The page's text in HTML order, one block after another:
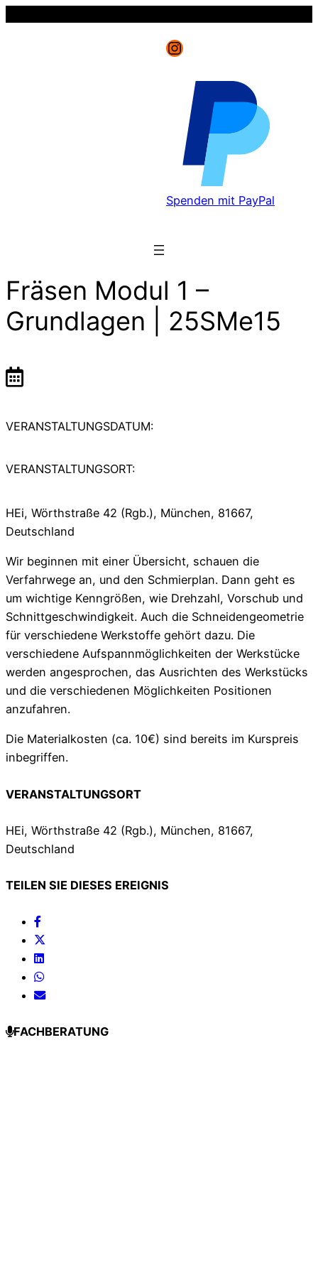
Instagram
Spenden mit PayPal
Fräsen Modul 1 –
Grundlagen | 25SMe15
VERANSTALTUNGSDATUM:
VERANSTALTUNGSORT:
HEi, Wörthstraße 42 (Rgb.), München, 81667,
Deutschland
Wir beginnen mit einer Übersicht, schauen die
Verfahrwege an, und den Schmierplan. Dann geht es
um wichtige Kenngrößen, wie Drehzahl, Vorschub und
Schnittgeschwindigkeit. Auch die Schneidengeometrie
für verschiedene Werkstoffe gehört dazu. Die
verschiedene Aufspannmöglichkeiten der Werkstücke
werden angesprochen, das Ausrichten des Werkstücks
und die verschiedenen Möglichkeiten Positionen
anzufahren.
Die Materialkosten (ca. 10€) sind bereits im Kurspreis
inbegriffen.
VERANSTALTUNGSORT
HEi, Wörthstraße 42 (Rgb.), München, 81667,
Deutschland
TEILEN SIE DIESES EREIGNIS
FACHBERATUNG